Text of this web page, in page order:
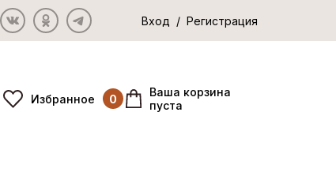
Вход / Регистрация
Избранное 0
Ваша корзина
пуста